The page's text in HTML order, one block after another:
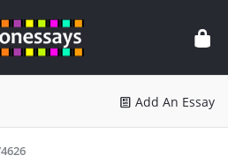
Add An Essay